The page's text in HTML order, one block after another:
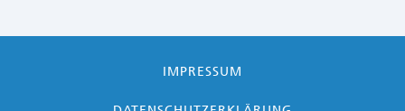
IMPRESSUM